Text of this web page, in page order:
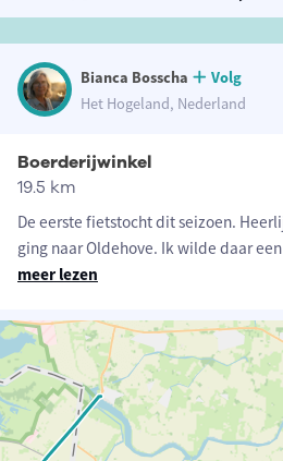
Bianca Bosscha
Volg
Het Hogeland, Nederland
Boerderijwinkel
19.5 km
De eerste fietstocht dit seizoen.
ging naar Oldehove. Ik wilde daar
meer lezen